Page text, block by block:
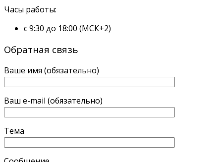
Часы работы:
с 9:30 до 18:00 (МСК+2)
Обратная связь
Ваше имя (обязательно)
Ваш e-mail (обязательно)
Тема